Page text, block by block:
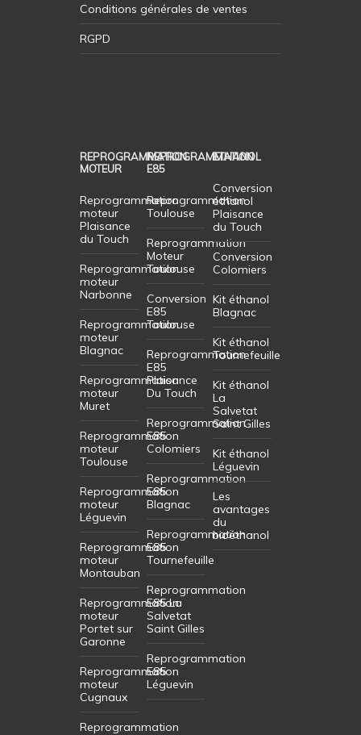
Conditions générales de ventes
RGPD
REPROGRAMMATION
MOTEUR
Reprogrammation
moteur
Plaisance
du Touch
Reprogrammation
moteur
Narbonne
Reprogrammation
moteur
Blagnac
Reprogrammation
moteur
Muret
Reprogrammation
moteur
Toulouse
Reprogrammation
moteur
Léguevin
Reprogrammation
moteur
Montauban
Reprogrammation
moteur
Portet sur
Garonne
Reprogrammation
moteur
Cugnaux
Reprogrammation
REPROGRAMMATION
E85
Reprogrammation
Toulouse
Reprogrammation
Moteur
Toulouse
Conversion
E85
Toulouse
Reprogrammation
E85
Plaisance
Du Touch
Reprogrammation
E85
Colomiers
Reprogrammation
E85
Blagnac
Reprogrammation
E85
Tournefeuille
Reprogrammation
E85 La
Salvetat
Saint Gilles
Reprogrammation
E85
Léguevin
ETHANOL
Conversion
éthanol
Plaisance
du Touch
Conversion
Colomiers
Kit éthanol
Blagnac
Kit éthanol
Tournefeuille
Kit éthanol
La
Salvetat
Saint Gilles
Kit éthanol
Léguevin
Les
avantages
du
bioéthanol